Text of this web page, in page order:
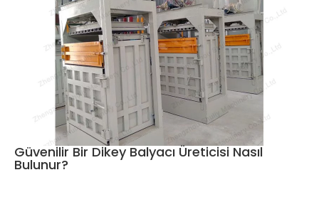
Güvenilir Bir Dikey Balyacı Üreticisi Nasıl
Bulunur?